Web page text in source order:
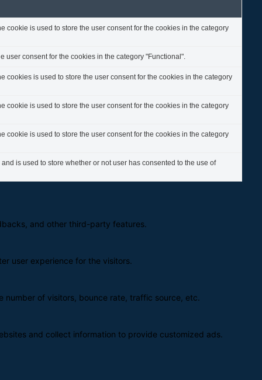
cookie is used to store the user consent for the cookies in the category
user consent for the cookies in the category "Functional".
cookies is used to store the user consent for the cookies in the category
cookie is used to store the user consent for the cookies in the category
cookie is used to store the user consent for the cookies in the category
is used to store whether or not user has consented to the use of
and other third-party features.
user experience for the visitors.
number of visitors, bounce rate, traffic source, etc.
and collect information to provide customized ads.